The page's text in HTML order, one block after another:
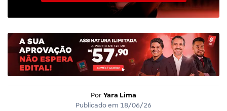
Por Yara Lima
Publicado em 18/06/26